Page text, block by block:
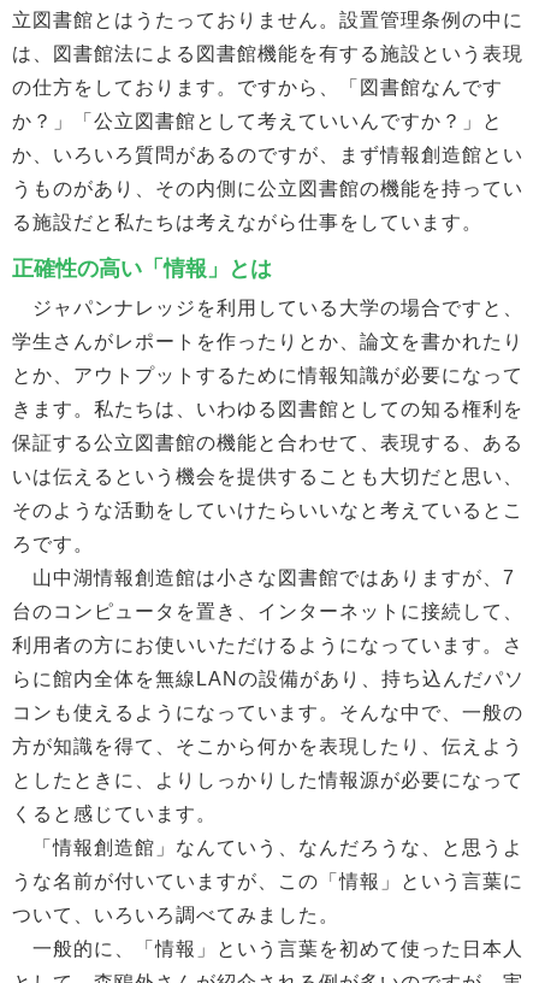
立図書館とはうたっておりません。設置管理条例の中に
は、図書館法による図書館機能を有する施設という表現
の仕方をしております。ですから、「図書館なんです
か？」「公立図書館として考えていいんですか？」と
か、いろいろ質問があるのですが、まず情報創造館とい
うものがあり、その内側に公立図書館の機能を持ってい
る施設だと私たちは考えながら仕事をしています。
正確性の高い「情報」とは
ジャパンナレッジを利用している大学の場合ですと、
学生さんがレポートを作ったりとか、論文を書かれたり
とか、アウトプットするために情報知識が必要になって
きます。私たちは、いわゆる図書館としての知る権利を
保証する公立図書館の機能と合わせて、表現する、ある
いは伝えるという機会を提供することも大切だと思い、
そのような活動をしていけたらいいなと考えているとこ
ろです。
山中湖情報創造館は小さな図書館ではありますが、7
台のコンピュータを置き、インターネットに接続して、
利用者の方にお使いいただけるようになっています。さ
らに館内全体を無線LANの設備があり、持ち込んだパソ
コンも使えるようになっています。そんな中で、一般の
方が知識を得て、そこから何かを表現したり、伝えよう
としたときに、よりしっかりした情報源が必要になって
くると感じています。
「情報創造館」なんていう、なんだろうな、と思うよ
うな名前が付いていますが、この「情報」という言葉に
ついて、いろいろ調べてみました。
一般的に、「情報」という言葉を初めて使った日本人